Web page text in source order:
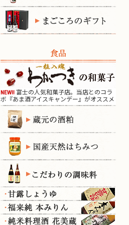
食品
NEW!! 富士の人気和菓子店。当店とのコラ
ボ『あま酒アイスキャンデー』がオススメ